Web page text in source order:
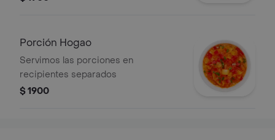
Porción Hogao
Servimos las porciones en
recipientes separados
$ 1900